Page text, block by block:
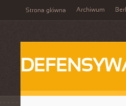
Strona główna Archiwum